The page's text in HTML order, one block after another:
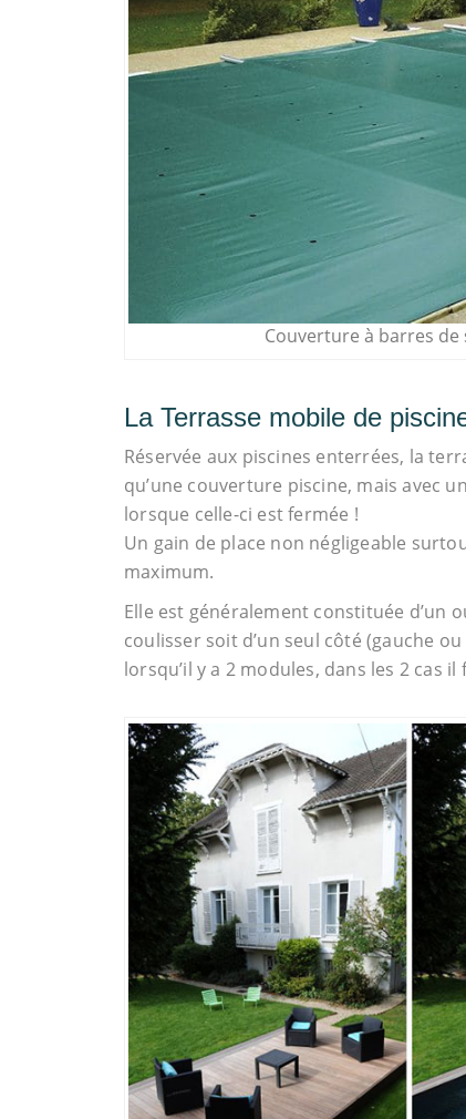
Couverture à barres de
La Terrasse mobile de
Réservée aux piscines enterrées, la
qu’une couverture piscine, mais avec
lorsque celle-ci est fermée !
Un gain de place non négligeable
maximum.
Elle est généralement constituée d’un
coulisser soit d’un seul côté (gauche
lorsqu’il y a 2 modules, dans les 2 cas